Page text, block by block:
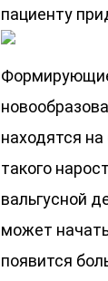
пациенту
находятся
такого
вальгусной
может
появится